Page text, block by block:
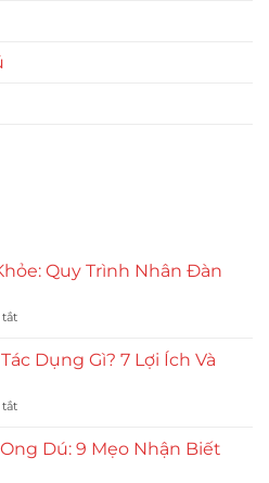
Quy Trình Nhân Đàn
tắtở
Dú
Quy
Nhân
Đàn
Dụng Gì? 7 Lợi Ích Và
tắtở
Ong
Dú
Dú: 9 Mẹo Nhận Biết